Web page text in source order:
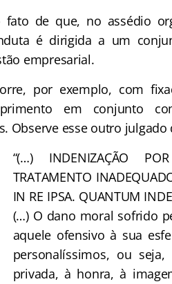
de que, no assédio
é dirigida a um
empresarial.
por exemplo, com
em conjunto
Observe esse outro julgado
“(…) INDENIZAÇÃO
TRATAMENTO
IN RE IPSA. QUANTUM
(…) O dano moral sofrido
aquele ofensivo à sua
personalíssimos, ou
privada, à honra, à